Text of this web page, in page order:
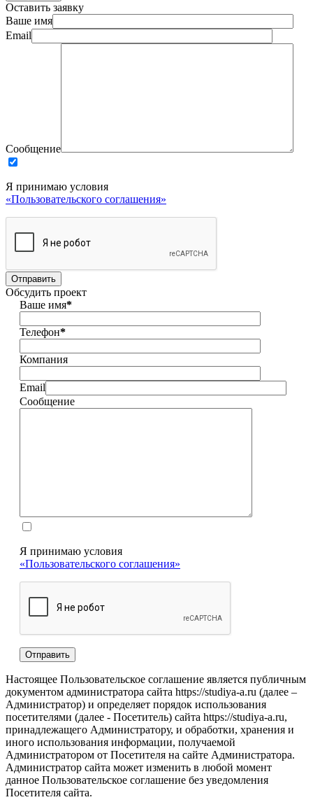
Оставить заявку
Ваше имя
Email
Сообщение
Я принимаю условия
«Пользовательского соглашения»
Обсудить проект
Ваше имя*
Телефон*
Компания
Email
Сообщение
Я принимаю условия
«Пользовательского соглашения»
Настоящее Пользовательское соглашение является публичным
документом администратора сайта https://studiya-a.ru (далее –
Администратор) и определяет порядок использования
посетителями (далее - Посетитель) сайта https://studiya-a.ru,
принадлежащего Администратору, и обработки, хранения и
иного использования информации, получаемой
Администратором от Посетителя на сайте Администратора.
Администратор сайта может изменить в любой момент
данное Пользовательское соглашение без уведомления
Посетителя сайта.